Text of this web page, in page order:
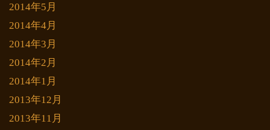
2014年5月
2014年4月
2014年3月
2014年2月
2014年1月
2013年12月
2013年11月